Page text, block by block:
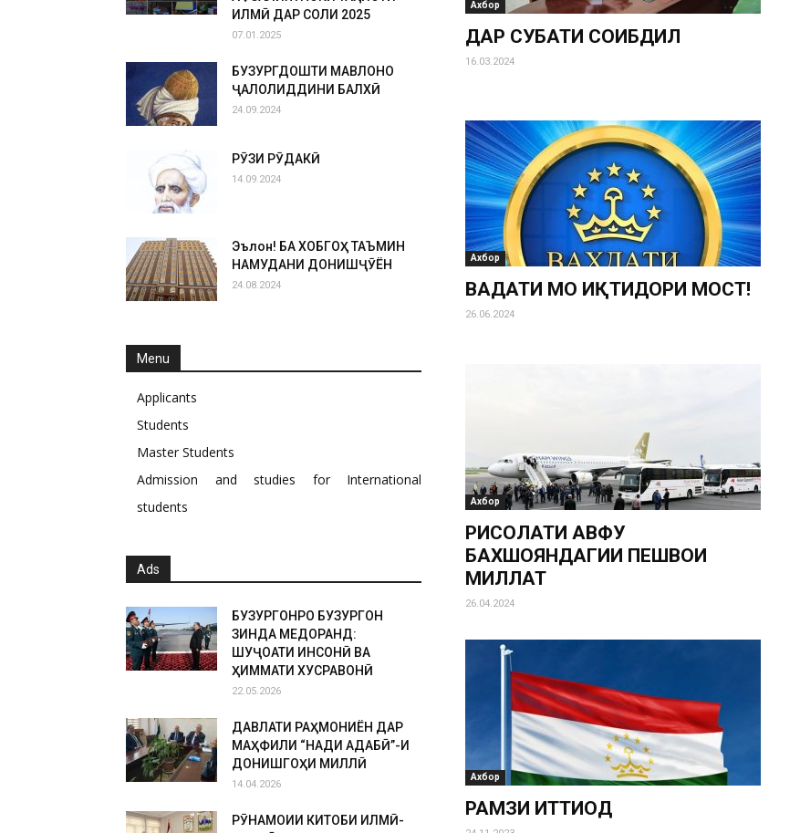
Ахбор
ДАР СУҲБАТИ СОҲИБДИЛ
16.03.2024
Ахбор
ВАҲДАТИ МО ИҚТИДОРИ МОСТ!
26.06.2024
Ахбор
РИСОЛАТИ АВФУ
БАХШОЯНДАГИИ ПЕШВОИ
МИЛЛАТ
26.04.2024
Ахбор
РАМЗИ ИТТИҲОД
ИЛМӢ ДАР СОЛИ 2025
07.01.2025
БУЗУРГДОШТИ МАВЛОНО
ҶАЛОЛИДДИНИ БАЛХӢ
24.09.2024
РӮЗИ РӮДАКӢ
14.09.2024
Эълон! БА ХОБГОҲ ТАЪМИН
НАМУДАНИ ДОНИШҶӮЁН
24.08.2024
Menu
Applicants
Students
Master Students
Admission and studies for International
students
Ads
БУЗУРГОНРО БУЗУРГОН
ЗИНДА МЕДОРАНД:
ШУҶОАТИ ИНСОНӢ ВА
ҲИММАТИ ХУСРАВОНӢ
22.05.2026
ДАВЛАТИ РАҲМОНИЁН ДАР
МАҲФИЛИ “НАҚДИ АДАБӢ”-И
ДОНИШГОҲИ МИЛЛӢ
14.04.2026
РӮНАМОИИ КИТОБИ ИЛМӢ-